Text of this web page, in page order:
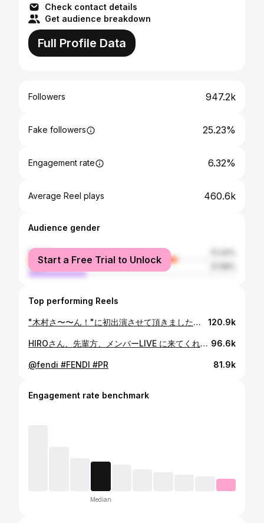
Check contact details
Get audience breakdown
Full Profile Data
Followers 947.2k
Fake followers 25.23%
Engagement rate 6.32%
Average Reel plays 460.6k
Audience gender
female
male
Start a Free Trial to Unlock
Top performing Reels
"木村さ〜〜ん！"に初出演させて頂きました🔥最高の時間で幸せでした✨ @takuya.kimura_tak ありがとうございました✨またおいのりご一緒させて頂くの楽しみにしております😁🙏✨ @yuttan1977 @levis 120.9k
HIROさん、先輩方、メンバーLIVE に来てくれました✨✨🔥🔥ありがとうございました！ #RILYSNIGHT #LOSTR #EXILE #JSB3 #TEAMRYUJI 96.6k
@fendi #FENDI #PR 81.9k
Engagement rate benchmark
Median